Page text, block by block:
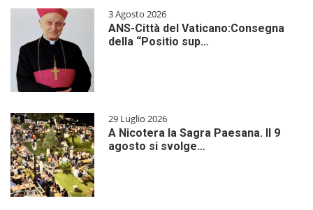
3 Agosto 2026
ANS-Città del Vaticano:Consegna
della “Positio sup…
29 Luglio 2026
A Nicotera la Sagra Paesana. Il 9
agosto si svolge…